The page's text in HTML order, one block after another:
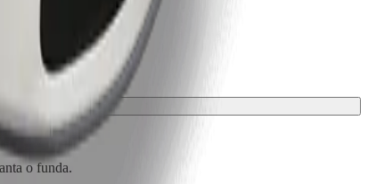
o funda.